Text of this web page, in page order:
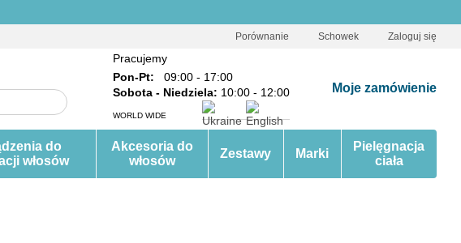
Porównanie Schowek Zaloguj się
Pracujemy
Pon-Pt:
09:00 - 17:00
Sobota - Niedziela: 10:00 - 12:00
WORLD WIDE
Moje zamówienie
do
włosów
Akcesoria do
włosów
Zestawy Marki
Pielęgnacja
ciała